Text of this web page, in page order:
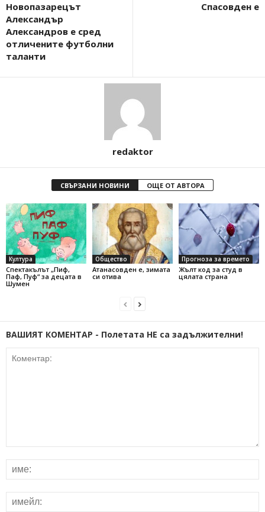
Новопазарецът
Александър
Александров е сред
отличените футболни
таланти
Спасовден е
redaktor
СВЪРЗАНИ НОВИНИ ОЩЕ ОТ АВТОРА
Култура
Спектакълът „Пиф,
Паф, Пуф“ за децата в
Шумен
Общество
Атанасовден е, зимата
си отива
Прогноза за времето
Жълт код за студ в
цялата страна
ВАШИЯТ КОМЕНТАР - Полетата НЕ са задължителни!